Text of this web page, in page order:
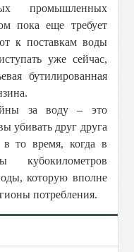
промышленных
пока еще требует
к поставкам воды
уже сейчас,
бутилированная
за воду – это
убивать друг друга
то время, когда в
которую вполне
потребления.